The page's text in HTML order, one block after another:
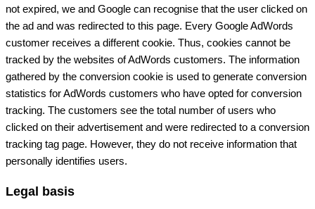
not expired, we and Google can recognise that the user clicked on
the ad and was redirected to this page. Every Google AdWords
customer receives a different cookie. Thus, cookies cannot be
tracked by the websites of AdWords customers. The information
gathered by the conversion cookie is used to generate conversion
statistics for AdWords customers who have opted for conversion
tracking. The customers see the total number of users who
clicked on their advertisement and were redirected to a conversion
tracking tag page. However, they do not receive information that
personally identifies users.
Legal basis